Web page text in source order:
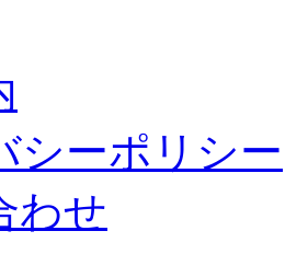
シーポリシー
わせ